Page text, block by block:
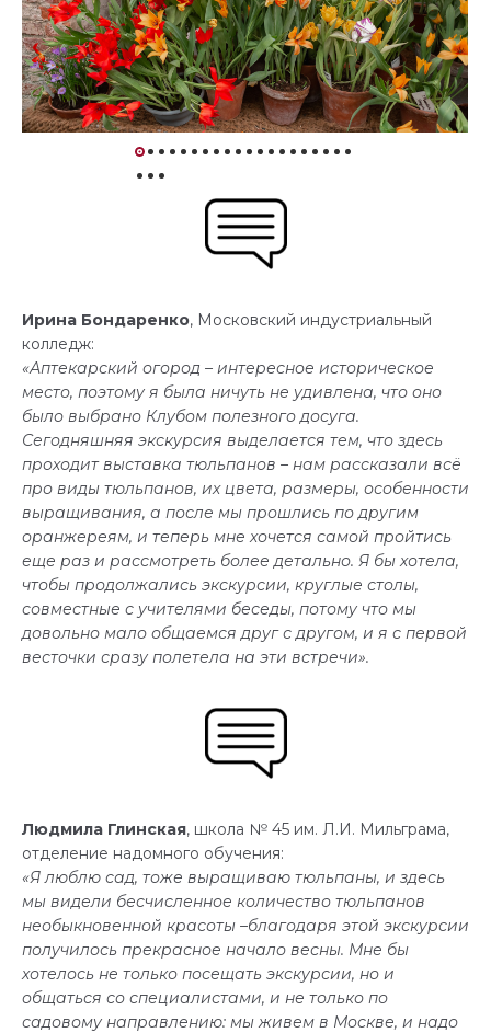
Ирина Бондаренко, Московский индустриальный
колледж:
«Аптекарский огород – интересное историческое
место, поэтому я была ничуть не удивлена, что оно
было выбрано Клубом полезного досуга.
Сегодняшняя экскурсия выделается тем, что здесь
проходит выставка тюльпанов – нам рассказали всё
про виды тюльпанов, их цвета, размеры, особенности
выращивания, а после мы прошлись по другим
оранжереям, и теперь мне хочется самой пройтись
еще раз и рассмотреть более детально. Я бы хотела,
чтобы продолжались экскурсии, круглые столы,
совместные с учителями беседы, потому что мы
довольно мало общаемся друг с другом, и я с первой
весточки сразу полетела на эти встречи».
Людмила Глинская, школа № 45 им. Л.И. Мильграма,
отделение надомного обучения:
«Я люблю сад, тоже выращиваю тюльпаны, и здесь
мы видели бесчисленное количество тюльпанов
необыкновенной красоты –благодаря этой экскурсии
получилось прекрасное начало весны. Мне бы
хотелось не только посещать экскурсии, но и
общаться со специалистами, и не только по
садовому направлению: мы живем в Москве, и надо